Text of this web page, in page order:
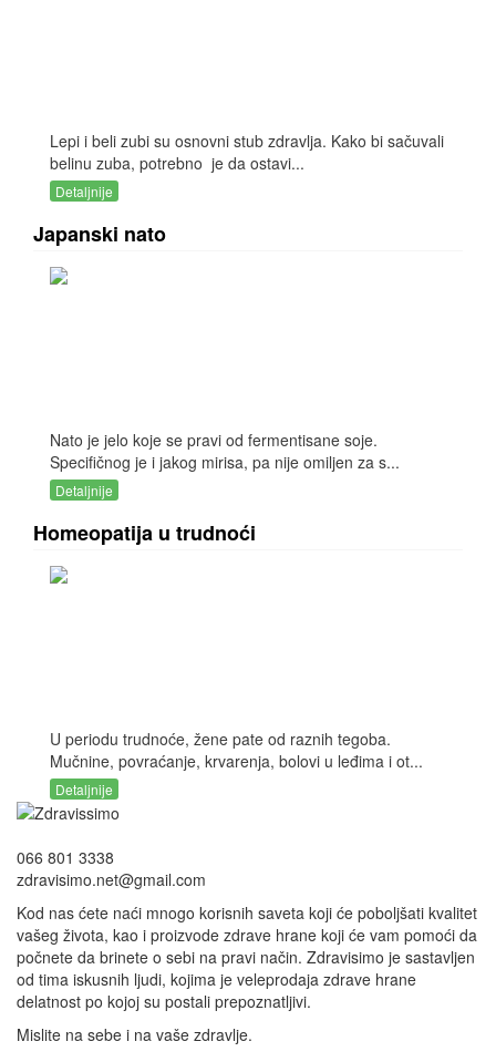
Lepi i beli zubi su osnovni stub zdravlja. Kako bi sačuvali
belinu zuba, potrebno je da ostavi...
Detaljnije
Japanski nato
Nato je jelo koje se pravi od fermentisane soje.
Specifičnog je i jakog mirisa, pa nije omiljen za s...
Detaljnije
Homeopatija u trudnoći
U periodu trudnoće, žene pate od raznih tegoba.
Mučnine, povraćanje, krvarenja, bolovi u leđima i ot...
Detaljnije
066 801 3338
zdravisimo.net@gmail.com
Kod nas ćete naći mnogo korisnih saveta koji će poboljšati kvalitet
vašeg života, kao i proizvode zdrave hrane koji će vam pomoći da
počnete da brinete o sebi na pravi način. Zdravisimo je sastavljen
od tima iskusnih ljudi, kojima je veleprodaja zdrave hrane
delatnost po kojoj su postali prepoznatljivi.
Mislite na sebe i na vaše zdravlje.